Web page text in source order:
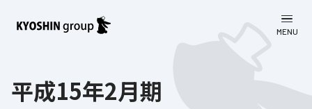
MENU
会社案内
平成15年2月期